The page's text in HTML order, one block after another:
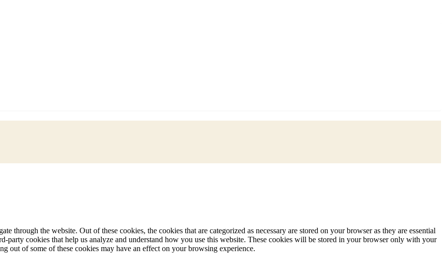
through the website. Out of these cookies, the cookies that are categorized as necessary are stored on your browser as they are essential
party cookies that help us analyze and understand how you use this website. These cookies will be stored in your browser only with your
out of some of these cookies may have an effect on your browsing experience.